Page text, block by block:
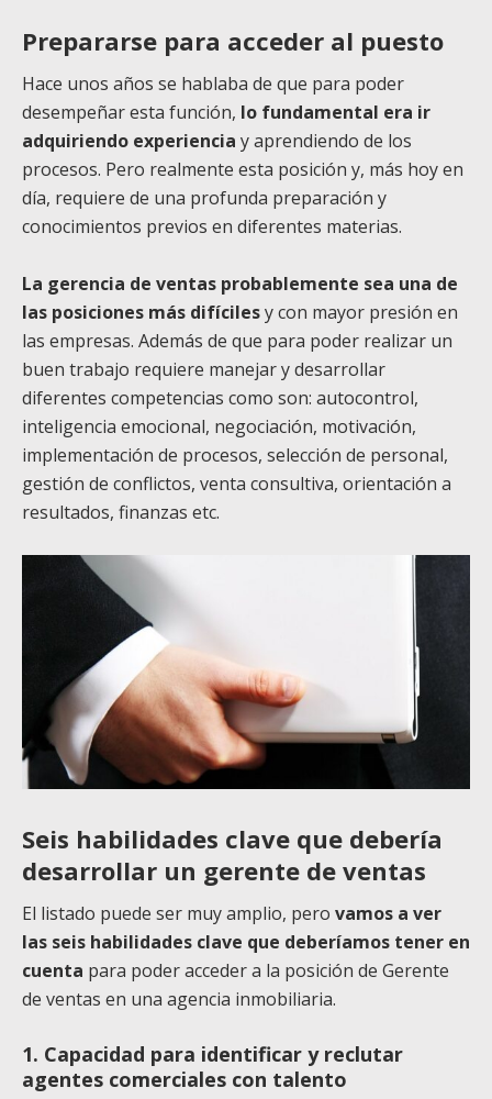
Prepararse para acceder al puesto
Hace unos años se hablaba de que para poder
desempeñar esta función, lo fundamental era ir
adquiriendo experiencia y aprendiendo de los
procesos. Pero realmente esta posición y, más hoy en
día, requiere de una profunda preparación y
conocimientos previos en diferentes materias.
La gerencia de ventas probablemente sea una de
las posiciones más difícilesy con mayor presión en
las empresas. Además de que para poder realizar un
buen trabajo requiere manejar y desarrollar
diferentes competencias como son: autocontrol,
inteligencia emocional, negociación, motivación,
implementación de procesos, selección de personal,
gestión de conflictos, venta consultiva, orientación a
resultados, finanzas etc.
Seis habilidades clave que debería
desarrollar un gerente de ventas
El listado puede ser muy amplio, pero vamos a ver
las seis habilidades clave que deberíamos tener en
cuenta para poder acceder a la posición de Gerente
de ventas en una agencia inmobiliaria.
1. Capacidad para identificar y reclutar
agentes comerciales con talento